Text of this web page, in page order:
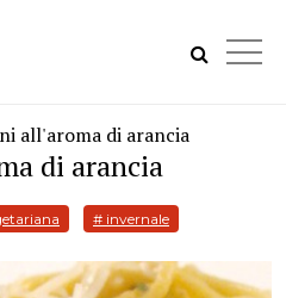
all'aroma di arancia
di arancia
# invernale